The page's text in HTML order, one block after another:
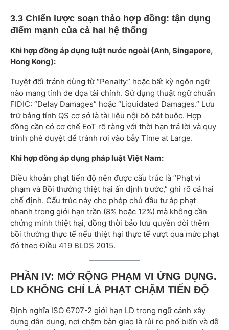
3.3 Chiến lược soạn thảo hợp đồng: tận dụng
điểm mạnh của cả hai hệ thống
Khi hợp đồng áp dụng luật nước ngoài (Anh, Singapore,
Hong Kong):
Tuyệt đối tránh dùng từ “Penalty” hoặc bất kỳ ngôn ngữ
nào mang tính đe dọa tài chính. Sử dụng thuật ngữ chuẩn
FIDIC: “Delay Damages” hoặc “Liquidated Damages.” Lưu
trữ bảng tính QS cơ sở là tài liệu nội bộ bắt buộc. Hợp
đồng cần có cơ chế EoT rõ ràng với thời hạn trả lời và quy
trình phê duyệt để tránh rơi vào bẫy Time at Large.
Khi hợp đồng áp dụng pháp luật Việt Nam:
Điều khoản phạt tiến độ nên được cấu trúc là “Phạt vi
phạm và Bồi thường thiệt hại ấn định trước,” ghi rõ cả hai
chế định. Cấu trúc này cho phép chủ đầu tư áp phạt
nhanh trong giới hạn trần (8% hoặc 12%) mà không cần
chứng minh thiệt hại, đồng thời bảo lưu quyền đòi thêm
bồi thường thực tế nếu thiệt hại thực tế vượt qua mức phạt
đó theo Điều 419 BLDS 2015.
PHẦN IV: MỞ RỘNG PHẠM VI ỨNG DỤNG.
LD KHÔNG CHỈ LÀ PHẠT CHẬM TIẾN ĐỘ
Định nghĩa ISO 6707-2 giới hạn LD trong ngữ cảnh xây
dựng dân dụng, nơi chậm bàn giao là rủi ro phổ biến và dễ